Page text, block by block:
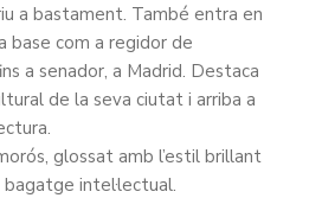
a bastament. També entra en
base com a regidor de
a senador, a Madrid. Destaca
de la seva ciutat i arriba a
glossat amb l’estil brillant
bagatge intel·lectual.